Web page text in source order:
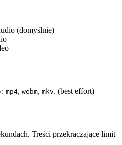
(domyślnie)
mp4, webm, mkv. (best effort)
Treści przekraczające limit